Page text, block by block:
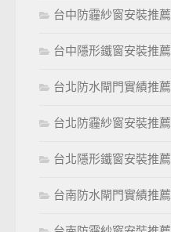
台中防霾紗窗安裝推薦
台中隱形鐵窗安裝推薦
台北防水閘門實績推薦
台北防霾紗窗安裝推薦
台北隱形鐵窗安裝推薦
台南防水閘門實績推薦